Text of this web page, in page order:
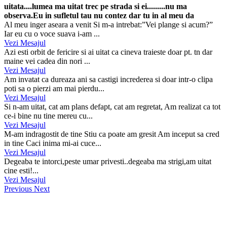
uitata....lumea ma uitat trec pe strada si ei.........nu ma
observa.Eu in sufletul tau nu contez dar tu in al meu da
Al meu inger aseara a venit Si m-a intrebat:”Vei plange si acum?”
Iar eu cu o voce suava i-am ...
Vezi Mesajul
Azi esti orbit de fericire si ai uitat ca cineva traieste doar pt. tn dar
maine vei cadea din nori ...
Vezi Mesajul
Am invatat ca dureaza ani sa castigi increderea si doar intr-o clipa
poti sa o pierzi am mai pierdu...
Vezi Mesajul
Si n-am uitat, cat am plans defapt, cat am regretat, Am realizat ca tot
ce-i bine nu tine mereu cu...
Vezi Mesajul
M-am indragostit de tine Stiu ca poate am gresit Am inceput sa cred
in tine Caci inima mi-ai cuce...
Vezi Mesajul
Degeaba te intorci,peste umar privesti..degeaba ma strigi,am uitat
cine esti!...
Vezi Mesajul
Previous Next